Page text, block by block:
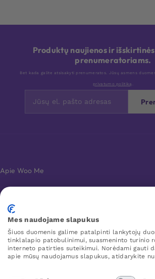
Produktų naujienos ir
prenumeratoriams.
Bet kada galite atsisakyti prenumeratos. Jūsų asmens
privatumo politiką .
Apie Woo Me
Klientų aptarnavimas
Mėgstamiausi
WOO
Mes naudojame slapukus
Šiuos duomenis galime patalpinti lankytojų
tinklalapio patobulinimui, suasmeninto turinio
interneto patirties suteikimui. Norėdami gauti
apie mūsų naudojamus slapukus, atidarykite